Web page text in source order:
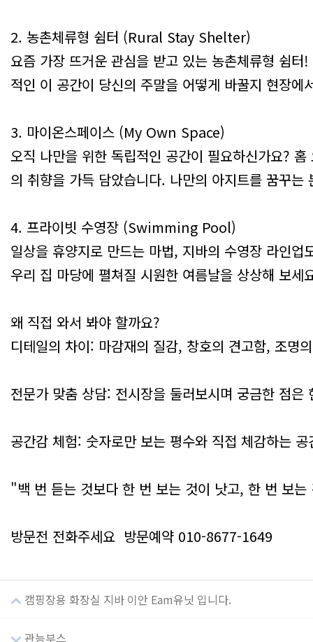
2. 농촌체류형 쉼터 (Rural Stay Shelter)
요즘 가장 뜨거운 관심을 받고 있는 농촌체류형 쉼
적인 이 공간이 당신의 주말을 어떻게 바꿀지 현장에
3. 마이온스페이스 (My Own Space)
오직 나만을 위한 독립적인 공간이 필요하신가요?
의 취향을 가득 담았습니다. 나만의 아지트를 꿈꾸
4. 프라이빗 수영장 (Swimming Pool)
일상을 휴양지로 만드는 마법, 지바의 수영장 라인
우리 집 마당에 펼쳐질 시원한 여름날을 상상해 보세
왜 직접 와서 봐야 할까요?
디테일의 차이: 마감재의 질감, 창호의 견고함, 조명
전문가 맞춤 상담: 전시장을 둘러보시며 궁금한 점
공간감 체험: 숫자로만 보는 평수와 직접 체감하는
"백 번 듣는 것보다 한 번 보는 것이 낫고, 한 번 보
방문전 전화주세요 방문예약 010-8677-1649
캠핑장용 화장실 지바 이안 Eam유닛 입니다.
관능부스